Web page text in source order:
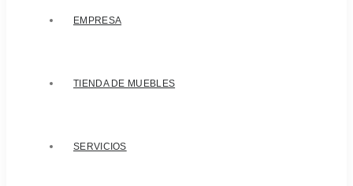
EMPRESA
TIENDA DE MUEBLES
SERVICIOS